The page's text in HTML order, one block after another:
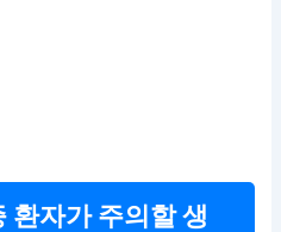
환자가 주의할 생